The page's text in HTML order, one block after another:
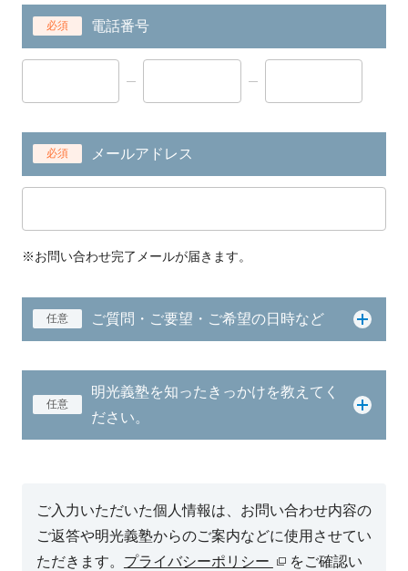
必須 電話番号
必須 メールアドレス
※お問い合わせ完了メールが届きます。
任意 ご質問・ご要望・ご希望の日時など
任意
明光義塾を知ったきっかけを教えてく
ださい。
ご入力いただいた個人情報は、お問い合わせ内容の
ご返答や明光義塾からのご案内などに使用させてい
ただきます。 プライバシーポリシー をご確認い